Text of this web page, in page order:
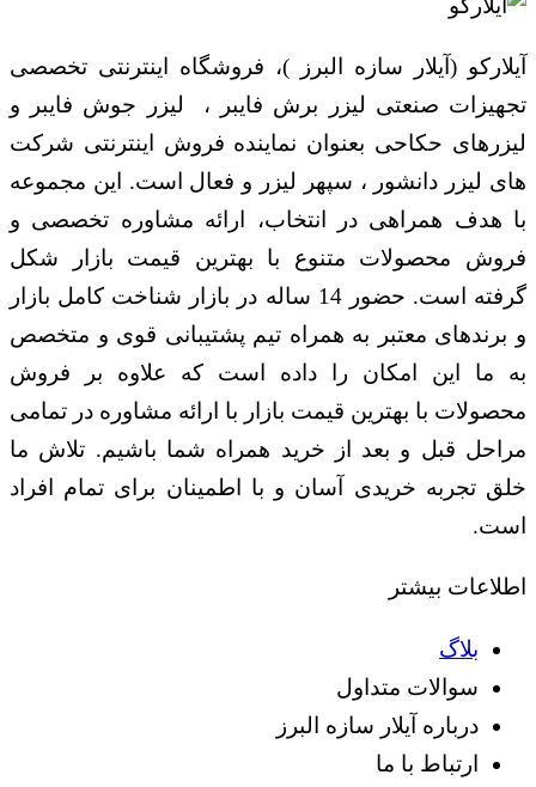
آیلارکو (آیلار سازه البرز )، فروشگاه اینترنتی تخصصی
تجهیزات صنعتی لیزر برش فایبر ، لیزر جوش فایبر و
لیزرهای حکاحی بعنوان نماینده فروش اینترنتی شرکت
های لیزر دانشور ، سپهر لیزر و فعال است. این مجموعه
با هدف همراهی در انتخاب، ارائه مشاوره تخصصی و
فروش محصولات متنوع با بهترین قیمت بازار شکل
گرفته است. حضور 14 ساله در بازار شناخت کامل بازار
و برندهای معتبر به همراه تیم پشتیبانی قوی و متخصص
به ما این امکان را داده است که علاوه بر فروش
محصولات با بهترین قیمت بازار با ارائه مشاوره در تمامی
مراحل قبل و بعد از خرید همراه شما باشیم. تلاش ما
خلق تجربه خریدی آسان و با اطمینان برای تمام افراد
است.
اطلاعات بیشتر
بلاگ
سوالات متداول
درباره آیلار سازه البرز
ارتباط با ما